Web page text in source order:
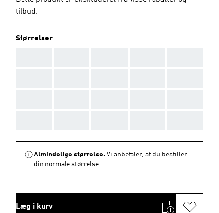
tilbud.
Størrelser
Almindelige størrelse. Vi anbefaler, at du bestiller
din normale størrelse.
Læg i kurv